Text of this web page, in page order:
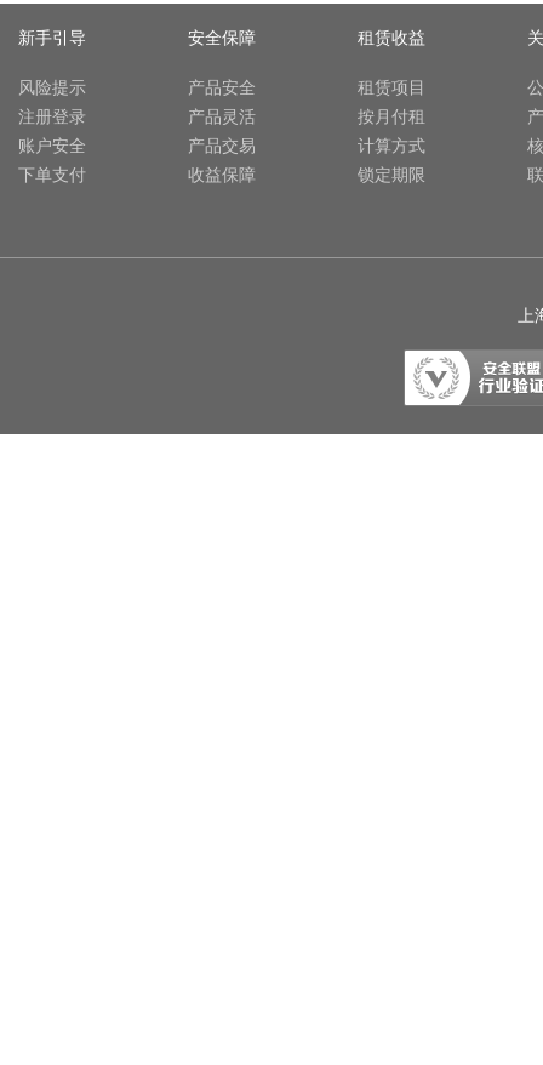
新手引导
风险提示
注册登录
账户安全
下单支付
安全保障
产品安全
产品灵活
产品交易
收益保障
租赁收益
租赁项目
按月付租
计算方式
锁定期限